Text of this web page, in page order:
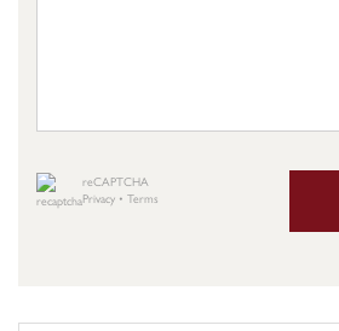
reCAPTCHA
Privacy • Terms